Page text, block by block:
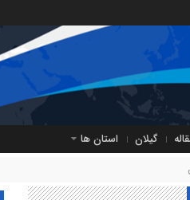
گیلان استان ها